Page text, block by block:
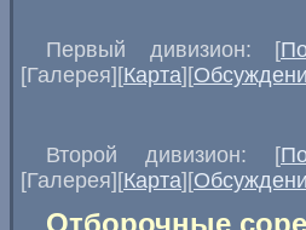
Первый дивизион: [
[Галерея][Карта][
Второй дивизион: [
[Галерея][Карта][
Отборочные